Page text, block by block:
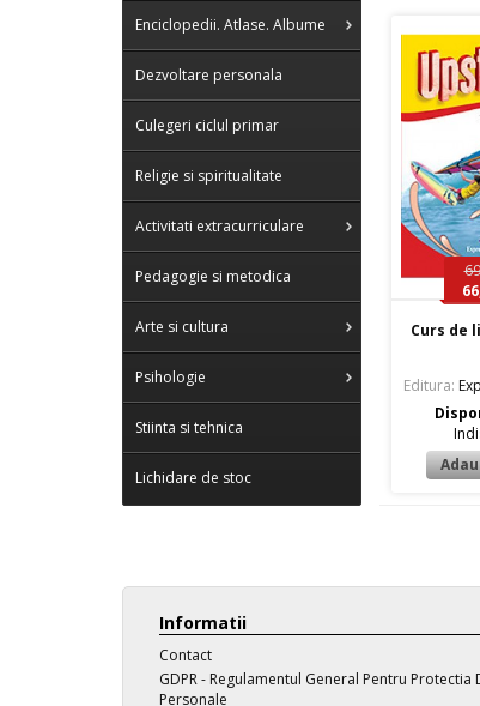
Enciclopedii. Atlase. Albume
Dezvoltare personala
Culegeri ciclul primar
Religie si spiritualitate
Activitati extracurriculare
Pedagogie si metodica
Arte si cultura
Psihologie
Stiinta si tehnica
Lichidare de stoc
Curs de
Editura:
Informatii
Contact
GDPR - Regulamentul General Pentru Protectia
Personale